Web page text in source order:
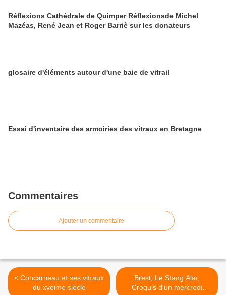
Réflexions Cathédrale de Quimper Réflexionsde Michel
Mazéas, René Jean et Roger Barriè sur les donateurs
glosaire d'éléments autour d'une baie de vitrail
Essai d'inventaire des armoiries des vitraux en Bretagne
Commentaires
Ajouter un commentaire
< Concarneau et ses vitraux
du xveime siècle
Brest, Le Stang Alar,
Croquis d'un mercredi